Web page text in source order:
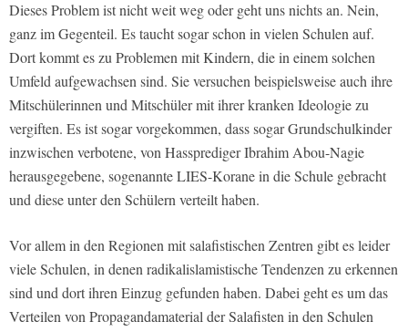
Dieses Problem ist nicht weit weg oder geht uns nichts an. Nein,
ganz im Gegenteil. Es taucht sogar schon in vielen Schulen auf.
Dort kommt es zu Problemen mit Kindern, die in einem solchen
Umfeld aufgewachsen sind. Sie versuchen beispielsweise auch ihre
Mitschülerinnen und Mitschüler mit ihrer kranken Ideologie zu
vergiften. Es ist sogar vorgekommen, dass sogar Grundschulkinder
inzwischen verbotene, von Hassprediger Ibrahim Abou-Nagie
herausgegebene, sogenannte LIES-Korane in die Schule gebracht
und diese unter den Schülern verteilt haben.
Vor allem in den Regionen mit salafistischen Zentren gibt es leider
viele Schulen, in denen radikalislamistische Tendenzen zu erkennen
sind und dort ihren Einzug gefunden haben. Dabei geht es um das
Verteilen von Propagandamaterial der Salafisten in den Schulen